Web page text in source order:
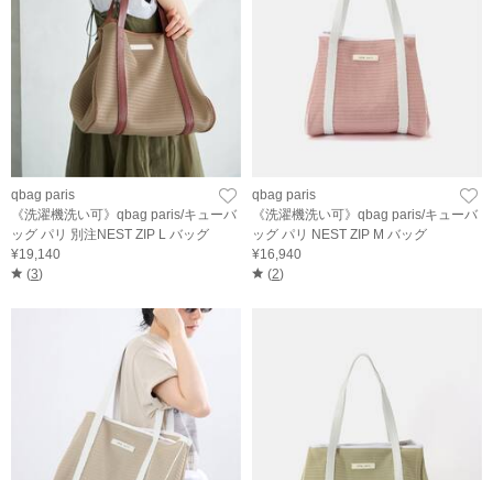
qbag paris
《洗濯機洗い可》qbag paris/キューバ
ッグ パリ 別注NEST ZIP L バッグ
¥19,140
(3)
qbag paris
《洗濯機洗い可》qbag paris/キューバ
ッグ パリ NEST ZIP M バッグ
¥16,940
(2)